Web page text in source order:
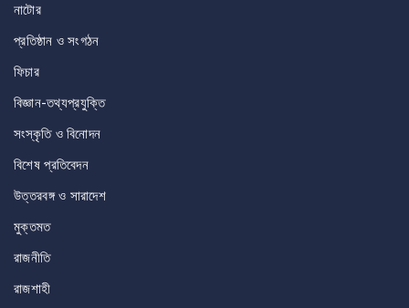
নাটোর
প্রতিষ্ঠান ও সংগঠন
ফিচার
বিজ্ঞান-তথ্যপ্রযুক্তি
সংস্কৃতি ও বিনোদন
বিশেষ প্রতিবেদন
উত্তরবঙ্গ ও সারাদেশ
মুক্তমত
রাজনীতি
রাজশাহী